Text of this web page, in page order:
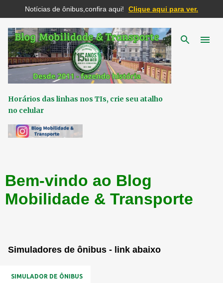
Pular para o conteúdo principal
Horários das linhas nos TIs, crie seu atalho
no celular
Notícias de ônibus,confira aqui! Clique aqui para ver.
Bem-vindo ao Blog
Mobilidade & Transporte
Simuladores de ônibus - link abaixo
SIMULADOR DE ÔNIBUS